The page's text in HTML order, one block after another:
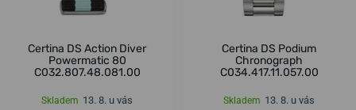
Certina DS Action Diver
Powermatic 80
C032.807.48.081.00
Skladem 13. 8. u vás
Certina DS Podium
Chronograph
C034.417.11.057.00
Skladem 13. 8. u vás